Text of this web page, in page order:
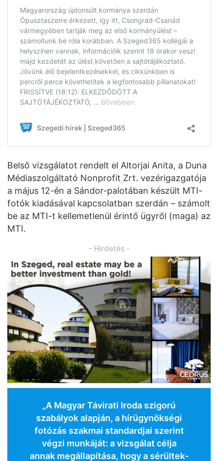
Belső vizsgálatot rendelt el Altorjai Anita, a Duna
Médiaszolgáltató Nonprofit Zrt. vezérigazgatója
a május 12-én a Sándor-palotában készült MTI-
fotók kiadásával kapcsolatban szerdán – számolt
be az MTI-t kellemetlenül érintő ügyről (maga) az
MTI.
- Hirdetés -
„A Magyar Távirati Iroda szigorú
szabályok alapján, a hírügynökségi
fotózás szakmai standardjai szerint
végzi munkáját: a vizsgálat célja
annak megállapítása, hogy a sérültek-